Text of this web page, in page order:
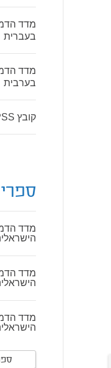
מדד
בעברית
מדד
בערבית
קובץ SPSS
מדד
הישראלית
מדד
הישראלית
מדד
הישראלית